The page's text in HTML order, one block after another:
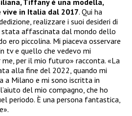
in Italia dal 2017. Qui ha
realizzare i suoi desideri di
stata affascinata dal mondo dello
ero piccolina. Mi piaceva osservare
tv e quello che vedevo mi
per il mio futuro» racconta. «La
alla fine del 2022, quando mi
a Milano e mi sono iscritta in
del mio compagno, che ho
periodo. È una persona fantastica,